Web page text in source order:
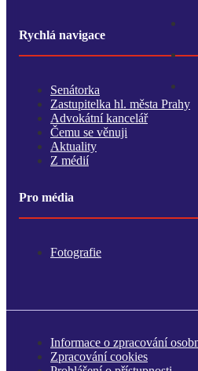
Rychlá navigace
Senátorka
Zastupitelka hl. města Prahy
Advokátní kancelář
Čemu se věnuji
Aktuality
Z médií
Pro média
Fotografie
Informace o zpracování
Zpracování cookies